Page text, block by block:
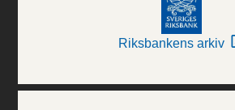
Riksbankens arkiv